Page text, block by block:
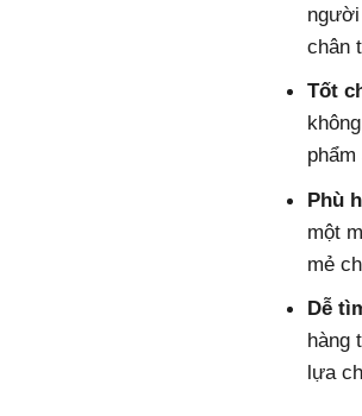
chân
Tốt
phẩm
Phù
một
mẻ
Dễ
hàng
lựa